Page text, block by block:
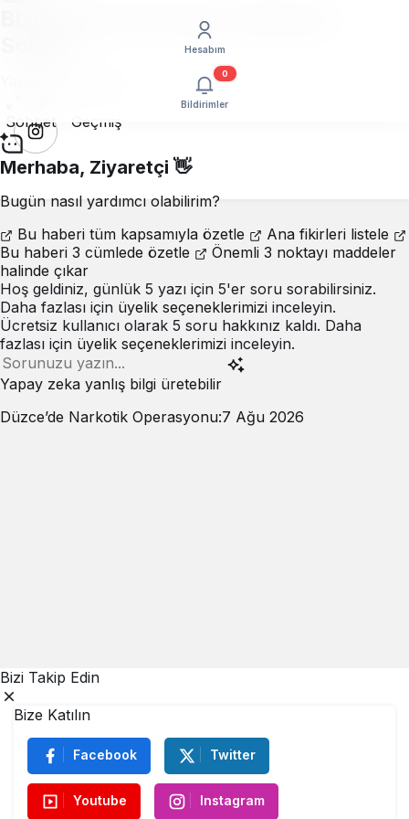
Hesabım
Bildirimler
0
Bizim Düzce ile Haber Hakkında
Sohbet Geçmiş
Merhaba, Ziyaretçi 👋
Bugün nasıl yardımcı olabilirim?
Bu haberi tüm kapsamıyla özetle
Ana fikirleri listele
Bu haberi 3 cümlede özetle
Önemli 3 noktayı maddeler
halinde çıkar
Hoş geldiniz, günlük 5 yazı için 5'er soru sorabilirsiniz.
Daha fazlası için üyelik seçeneklerimizi inceleyin.
Ücretsiz kullanıcı olarak 5 soru hakkınız kaldı. Daha
fazlası için üyelik seçeneklerimizi inceleyin.
Yapay zeka yanlış bilgi üretebilir
Düzce’de Narkotik Operasyonu:7 Ağu 2026
Bizi Takip Edin
Bize Katılın
Facebook Twitter
Youtube Instagram